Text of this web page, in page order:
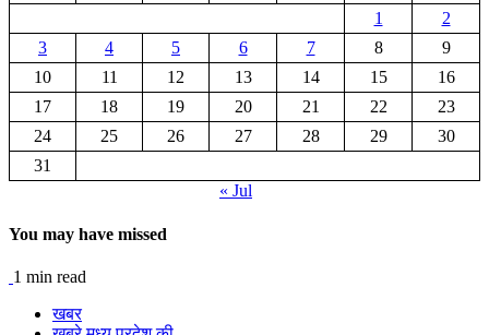
1
2
3
4 5 6 7 8
9
10
11 12 13 14 15
16
17
18 19 20 21 22
23
24
25 26 27 28 29
30
31
« Jul
You may have missed
1 min read
खबर